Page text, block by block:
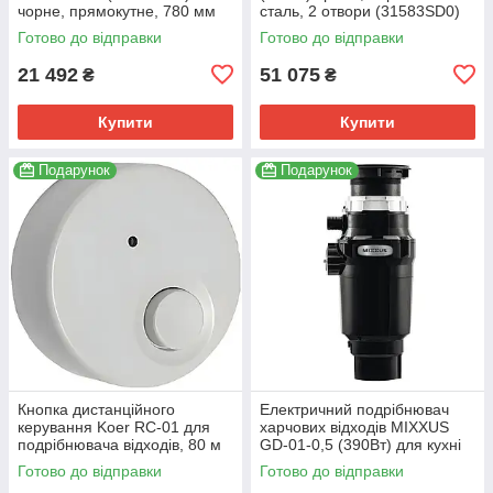
чорне, прямокутне, 780 мм
(31652AP0)
Готово до відправки
21 492 ₴
Купити
сталь, 2 отвори (31583SD0)
Готово до відправки
51 075 ₴
Купити
Подарунок
Кнопка дистанційного
керування Koer RC-01 для
подрібнювача відходів, 80 м
(KR4914)
Готово до відправки
Подарунок
Електричний подрібнювач
харчових відходів MIXXUS
GD-01-0,5 (390Вт) для кухні
(MX1568)
Готово до відправки